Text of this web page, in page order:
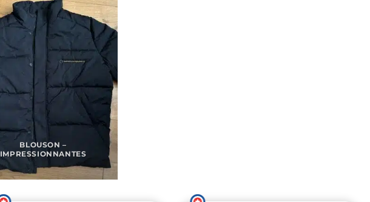
BLOUSON –
IMPRESSIONNANTES